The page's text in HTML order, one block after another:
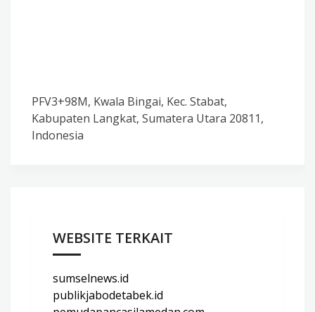
PFV3+98M, Kwala Bingai, Kec. Stabat,
Kabupaten Langkat, Sumatera Utara 20811,
Indonesia
WEBSITE TERKAIT
sumselnews.id
publikjabodetabek.id